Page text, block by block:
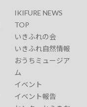
IKIFURE NEWS
TOP
いきふれの会
いきふれ自然情報
おうちミュージア
ム
イベント
イベント報告